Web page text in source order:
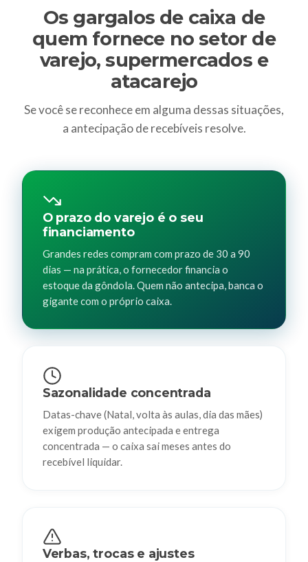
Os gargalos de caixa de
quem fornece no setor de
varejo, supermercados e
atacarejo
Se você se reconhece em alguma dessas situações,
a antecipação de recebíveis resolve.
O prazo do varejo é o seu
financiamento
Grandes redes compram com prazo de 30 a 90
dias — na prática, o fornecedor financia o
estoque da gôndola. Quem não antecipa, banca o
gigante com o próprio caixa.
Sazonalidade concentrada
Datas-chave (Natal, volta às aulas, dia das mães)
exigem produção antecipada e entrega
concentrada — o caixa sai meses antes do
recebível liquidar.
Verbas, trocas e ajustes